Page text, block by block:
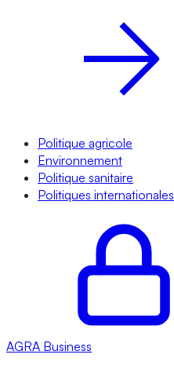
Politique agricole
Environnement
Politique sanitaire
Politiques internationales
AGRA Business